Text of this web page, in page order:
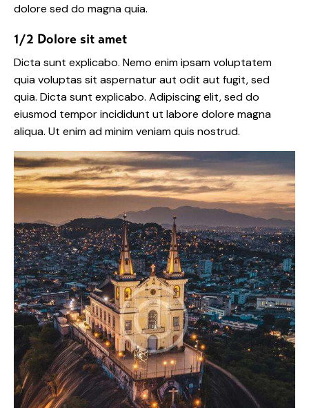
dolore sed do magna quia.
1/2 Dolore sit amet
Dicta sunt explicabo. Nemo enim ipsam voluptatem
quia voluptas sit aspernatur aut odit aut fugit, sed
quia. Dicta sunt explicabo. Adipiscing elit, sed do
eiusmod tempor incididunt ut labore dolore magna
aliqua. Ut enim ad minim veniam quis nostrud.